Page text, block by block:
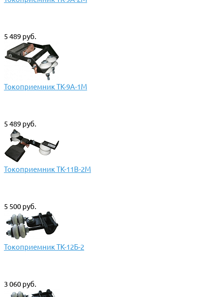
5 489 руб.
Токоприемник ТК-9А-1М
5 489 руб.
Токоприемник ТК-11В-2М
5 500 руб.
Токоприемник ТК-12Б-2
3 060 руб.